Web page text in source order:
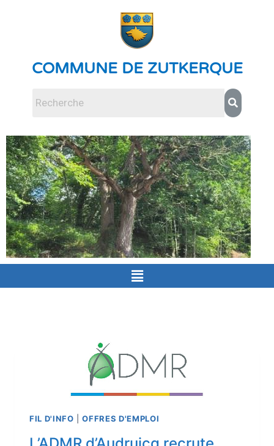
COMMUNE DE ZUTKERQUE
FIL D'INFO |OFFRES D'EMPLOI